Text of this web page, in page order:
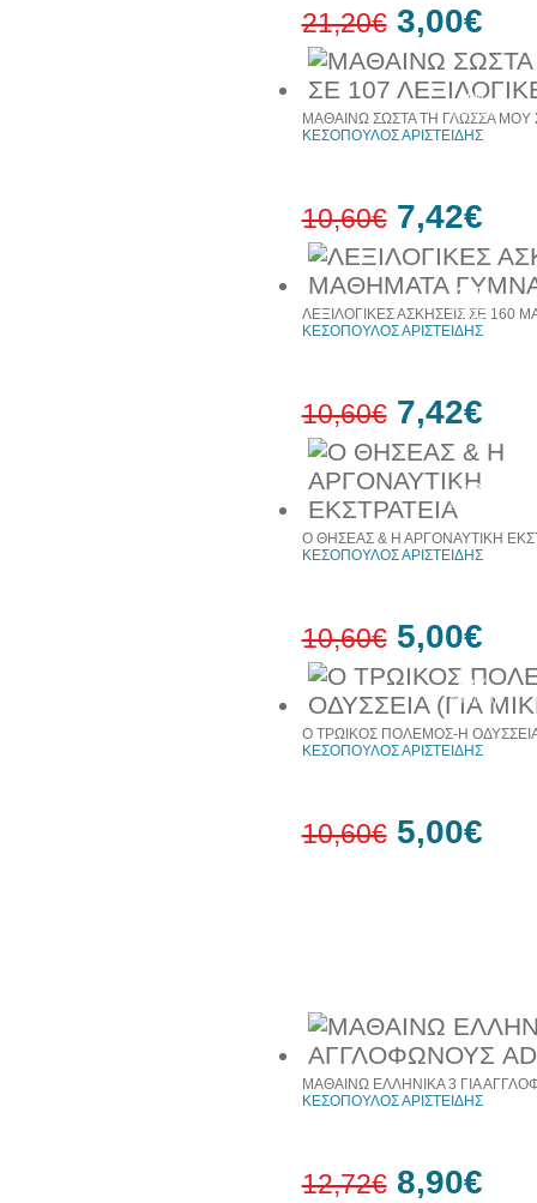
86%
έκπτωση
21,20€ 3,00€
30%
έκπτωση
web
ΜΑΘΑΙΝΩ ΣΩΣΤΑ ΤΗ ΓΛΩΣΣΑ ΜΟΥ
ΚΕΣΟΠΟΥΛΟΣ ΑΡΙΣΤΕΙΔΗΣ
10,60€ 7,42€
30%
έκπτωση
ΛΕΞΙΛΟΓΙΚΕΣ ΑΣΚΗΣΕΙΣ ΣΕ 160
ΚΕΣΟΠΟΥΛΟΣ ΑΡΙΣΤΕΙΔΗΣ
10,60€ 7,42€
53%
έκπτωση
Ο ΘΗΣΕΑΣ & Η ΑΡΓΟΝΑΥΤΙΚΗ
ΚΕΣΟΠΟΥΛΟΣ ΑΡΙΣΤΕΙΔΗΣ
10,60€ 5,00€
Ο ΤΡΩΙΚΟΣ ΠΟΛΕΜΟΣ-Η ΟΔΥΣΣΕΙΑ
ΚΕΣΟΠΟΥΛΟΣ ΑΡΙΣΤΕΙΔΗΣ
10,60€ 5,00€
ΜΑΘΑΙΝΩ ΕΛΛΗΝΙΚΑ 3 ΓΙΑ
ΚΕΣΟΠΟΥΛΟΣ ΑΡΙΣΤΕΙΔΗΣ
12,72€ 8,90€